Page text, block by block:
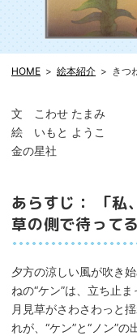
HOME 絵本紹介 きつ
文 こわせ たまみ
絵 いもと ようこ
金の星社
あらすじ： 「私
草の側で待って
夕方の涼しい風が吹き
ねの“ケン”は、立ち止
月見草がさわさわっと
れが、“ケン”と“ノン”の